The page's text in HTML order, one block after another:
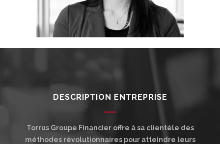
DESCRIPTION ENTREPRISE
Torrus Groupe Financier offre à sa clientèle des
méthodes révolutionnaires pour atteindre leurs